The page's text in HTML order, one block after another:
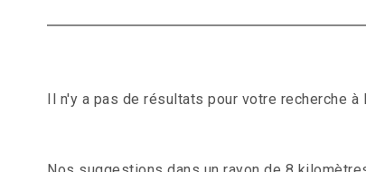
Il n'y a pas de résultats pour votre recherche